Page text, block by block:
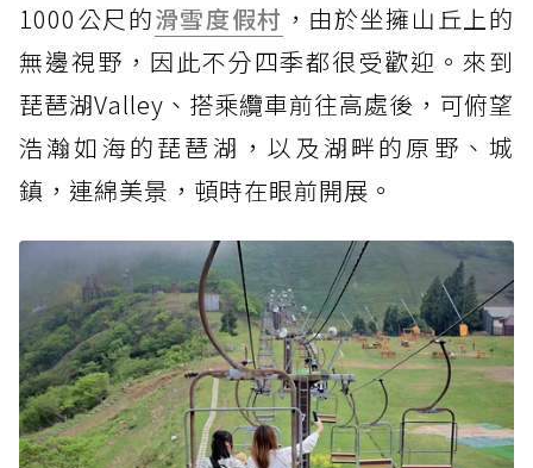
1000公尺的滑雪度假村 ，由於坐擁山丘上的
無邊視野，因此不分四季都很受歡迎。來到
琵琶湖Valley、搭乘纜車前往高處後，可俯望
浩瀚如海的琵琶湖，以及湖畔的原野、城
鎮，連綿美景，頓時在眼前開展。